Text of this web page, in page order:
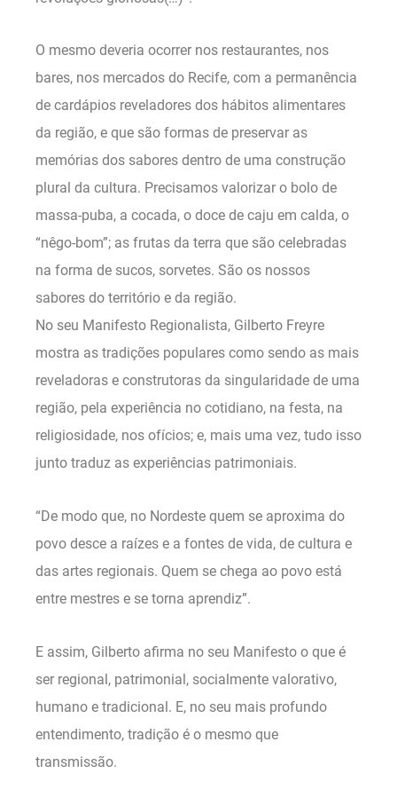
O mesmo deveria ocorrer nos restaurantes, nos
bares, nos mercados do Recife, com a permanência
de cardápios reveladores dos hábitos alimentares
da região, e que são formas de preservar as
memórias dos sabores dentro de uma construção
plural da cultura. Precisamos valorizar o bolo de
massa-puba, a cocada, o doce de caju em calda, o
“nêgo-bom”; as frutas da terra que são celebradas
na forma de sucos, sorvetes. São os nossos
sabores do território e da região.
No seu Manifesto Regionalista, Gilberto Freyre
mostra as tradições populares como sendo as mais
reveladoras e construtoras da singularidade de uma
região, pela experiência no cotidiano, na festa, na
religiosidade, nos ofícios; e, mais uma vez, tudo isso
junto traduz as experiências patrimoniais.
“De modo que, no Nordeste quem se aproxima do
povo desce a raízes e a fontes de vida, de cultura e
das artes regionais. Quem se chega ao povo está
entre mestres e se torna aprendiz”.
E assim, Gilberto afirma no seu Manifesto o que é
ser regional, patrimonial, socialmente valorativo,
humano e tradicional. E, no seu mais profundo
entendimento, tradição é o mesmo que
transmissão.